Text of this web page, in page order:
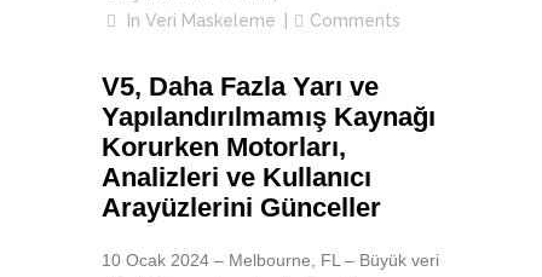
In Veri Maskeleme Comments
V5, Daha Fazla Yarı ve
Yapılandırılmamış Kaynağı
Korurken Motorları,
Analizleri ve Kullanıcı
Arayüzlerini Günceller
10 Ocak 2024 – Melbourne, FL – Büyük veri